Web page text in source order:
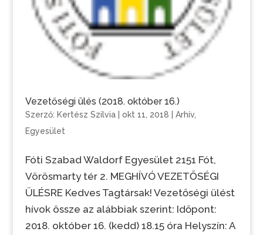
Vezetőségi ülés (2018. október 16.)
Szerző: Kertész Szilvia| okt 11, 2018 Arhív,
Egyesület
Fóti Szabad Waldorf Egyesület 2151 Fót,
Vörösmarty tér 2. MEGHÍVÓ VEZETŐSÉGI
ÜLÉSRE Kedves Tagtársak! Vezetőségi ülést
hívok össze az alábbiak szerint: Időpont:
2018. október 16. (kedd) 18.15 óra Helyszín: A